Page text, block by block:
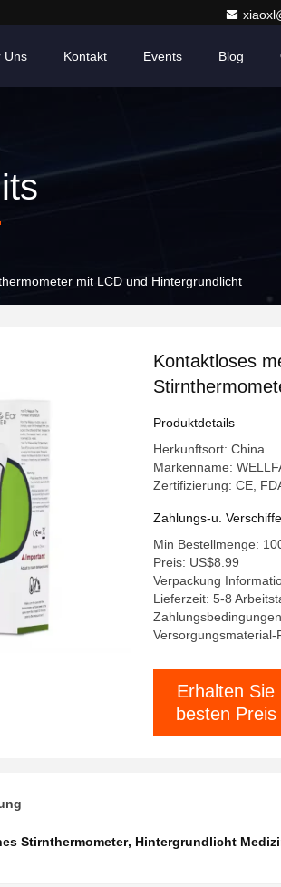
Uns Kontakt Events Blog
mit LCD und Hintergrundlicht
Kontaktloses
Produktdetails
Herkunftsort: China
Markenname:
Zertifizierung: CE,
Zahlungs-u.
Min Bestellmenge:
Preis: US$8.99
Verpackung
Lieferzeit: 5-8
Versorgungsmaterial-
Erhalten Sie
besten Preis
Stirnthermometer, Hintergrundlicht